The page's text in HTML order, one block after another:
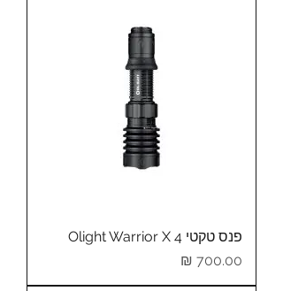
פנס טקטי Olight Warrior X 4
מחיר